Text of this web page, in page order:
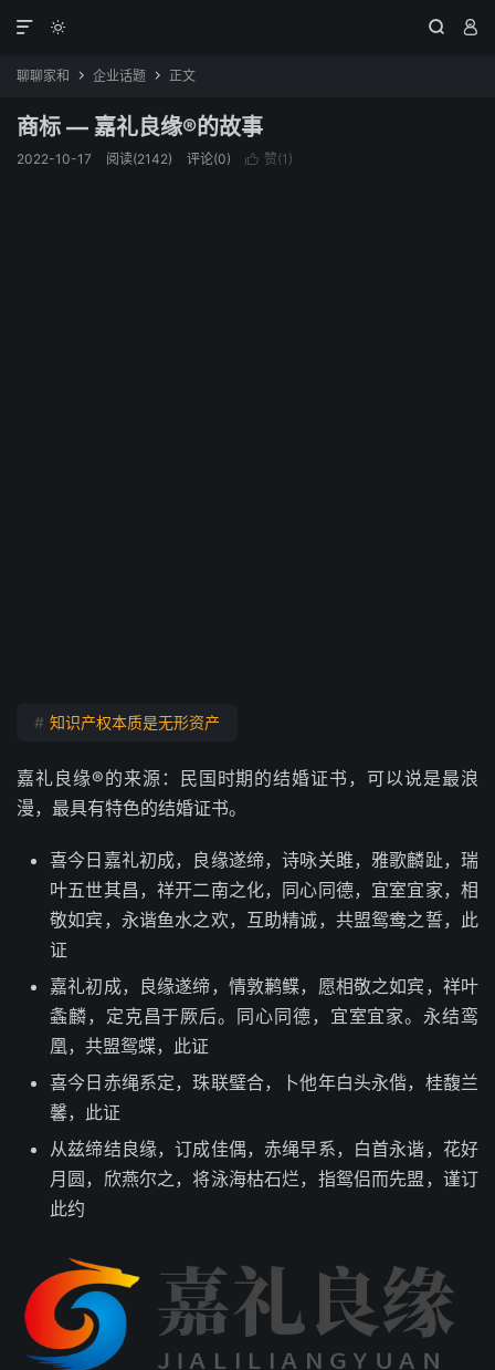
  

聊聊家和  企业话题  正文
商标 — 嘉礼良缘®的故事
2022-10-17 阅读(2142) 评论(0)  赞(1 )
# 知识产权本质是无形资产
嘉礼良缘®的来源：民国时期的结婚证书，可以说是最浪
漫，最具有特色的结婚证书。
喜今日嘉礼初成，良缘遂缔，诗咏关雎，雅歌麟趾，瑞
叶五世其昌，祥开二南之化，同心同德，宜室宜家，相
敬如宾，永谐鱼水之欢，互助精诚，共盟鸳鸯之誓，此
证
嘉礼初成，良缘遂缔，情敦鹣鲽，愿相敬之如宾，祥叶
螽麟，定克昌于厥后。同心同德，宜室宜家。永结鸾
凰，共盟鸳蝶，此证
喜今日赤绳系定，珠联璧合，卜他年白头永偕，桂馥兰
馨，此证
从兹缔结良缘，订成佳偶，赤绳早系，白首永谐，花好
月圆，欣燕尔之，将泳海枯石烂，指鸳侣而先盟，谨订
此约